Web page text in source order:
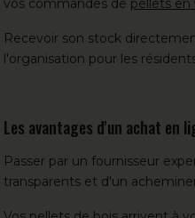
vos commandes de pellets en
Recevoir son stock
l'organisation pour les
Les avantages d'un achat en
Passer par un fournisseur
transparents et d'un